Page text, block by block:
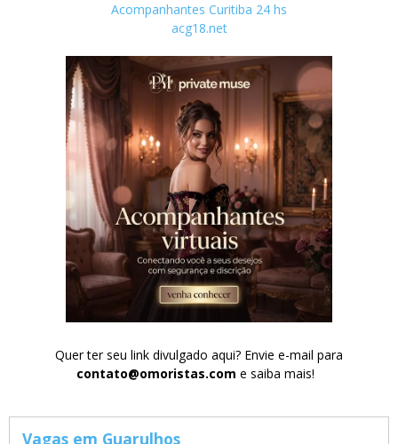
Acompanhantes Curitiba 24 hs
acg18.net
Quer ter seu link divulgado aqui? Envie e-mail para
contato@omoristas.com e saiba mais!
Vagas em Guarulhos